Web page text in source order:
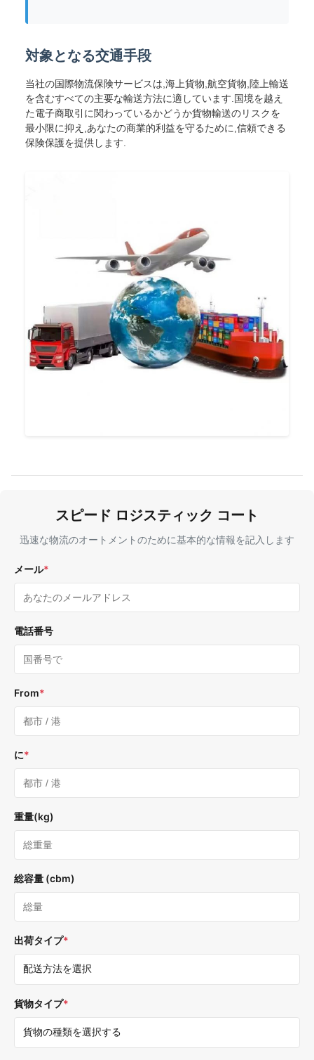
対象となる交通手段
当社の国際物流保険サービスは,海上貨物,航空貨物,陸上輸送
を含むすべての主要な輸送方法に適しています.国境を越え
た電子商取引に関わっているかどうか貨物輸送のリスクを
最小限に抑え,あなたの商業的利益を守るために,信頼できる
保険保護を提供します.
スピード ロジスティック コート
迅速な物流のオートメントのために基本的な情報を記入します
メール*
電話番号
From*
に*
重量(kg)
総容量 (cbm)
出荷タイプ*
貨物タイプ*